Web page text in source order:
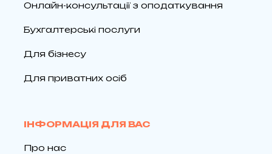
Онлайн-консультації з оподаткування
Бухгалтерські послуги
Для бізнесу
Для приватних осіб
ІНФОРМАЦІЯ ДЛЯ ВАС
Про нас